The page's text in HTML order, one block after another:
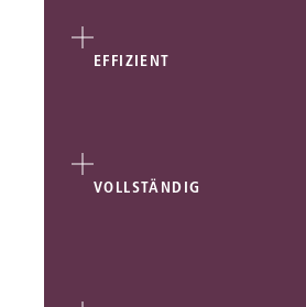
EFFIZIENT
VOLLSTÄNDIG